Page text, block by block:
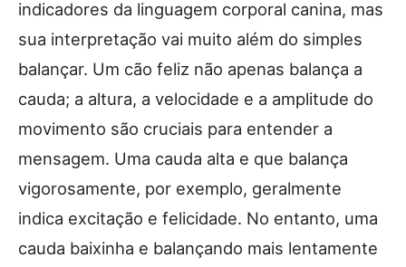
indicadores da linguagem corporal canina, mas
sua interpretação vai muito além do simples
balançar. Um cão feliz não apenas balança a
cauda; a altura, a velocidade e a amplitude do
movimento são cruciais para entender a
mensagem. Uma cauda alta e que balança
vigorosamente, por exemplo, geralmente
indica excitação e felicidade. No entanto, uma
cauda baixinha e balançando mais lentamente